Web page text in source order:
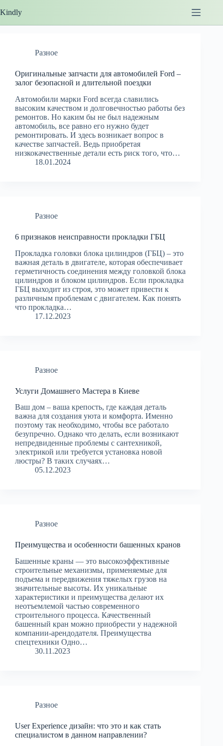
до
Kindly
Разное
Оригинальные запчасти для автомобилей Ford –
залог безопасной и длительной поездки
Автомобили марки Ford всегда славились
высоким качеством и долговечностью работы без
ремонтов. Но каким бы не был надежным
автомобиль, все равно его нужно будет
ремонтировать. И здесь возникает вопрос в
качестве запчастей. Ведь приобретая
низкокачественные детали есть риск того, что…
18.01.2024
Разное
6 признаков неисправности прокладки ГБЦ
Прокладка головки блока цилиндров (ГБЦ) – это
важная деталь в двигателе, которая обеспечивает
герметичность соединения между головкой блока
цилиндров и блоком цилиндров. Если прокладка
ГБЦ выходит из строя, это может привести к
различным проблемам с двигателем. Как понять
что прокладка…
17.12.2023
Разное
Услуги Домашнего Мастера в Киеве
Ваш дом – ваша крепость, где каждая деталь
важна для создания уюта и комфорта. Именно
поэтому так необходимо, чтобы все работало
безупречно. Однако что делать, если возникают
непредвиденные проблемы с сантехникой,
электрикой или требуется установка новой
люстры? В таких случаях…
05.12.2023
Разное
Преимущества и особенности башенных кранов
Башенные краны — это высокоэффективные
строительные механизмы, применяемые для
подъема и передвижения тяжелых грузов на
значительные высоты. Их уникальные
характеристики и преимущества делают их
неотъемлемой частью современного
строительного процесса. Качественный
башенный кран можно приобрести у надежной
компании-арендодателя. Преимущества
спецтехники Одно…
30.11.2023
Разное
User Experience дизайн: что это и как стать
специалистом в данном направлении?